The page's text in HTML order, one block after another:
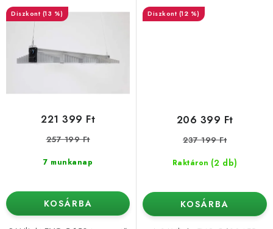
(13 %)
7 munkanap
221 399 Ft
257 199 Ft
KOSÁRBA
(12 %)
Raktáron (2 db)
206 399 Ft
237 199 Ft
KOSÁRBA